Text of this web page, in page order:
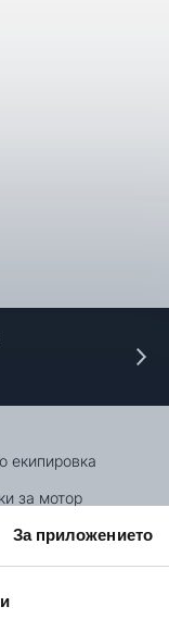
За приложението
екипировка
за мотор
за мотор
за мотор
за мотор